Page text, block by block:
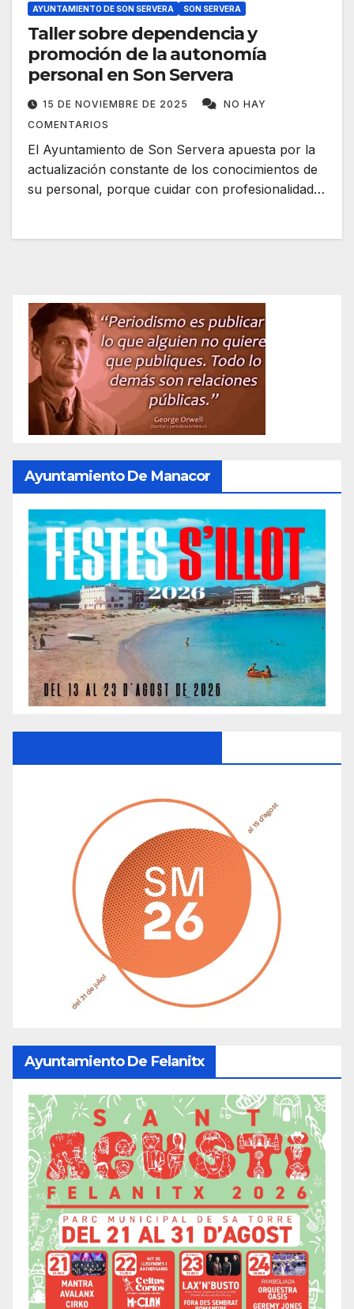
AYUNTAMIENTO DE SON SERVERA SON SERVERA
Taller sobre dependencia y
promoción de la autonomía
personal en Son Servera
15 DE NOVIEMBRE DE 2025
NO HAY
COMENTARIOS
El Ayuntamiento de Son Servera apuesta por la
actualización constante de los conocimientos de
su personal, porque cuidar con profesionalidad…
Ayuntamiento De Manacor
Ayuntamiento De Felanitx